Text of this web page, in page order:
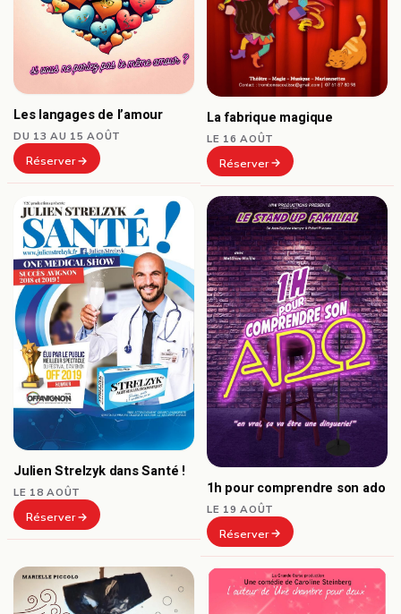
Les langages de l’amour
DU 13 AU 15 AOÛT
Réserver
La fabrique magique
LE 16 AOÛT
Réserver
Julien Strelzyk dans Santé !
LE 18 AOÛT
Réserver
1h pour comprendre son ado
LE 19 AOÛT
Réserver